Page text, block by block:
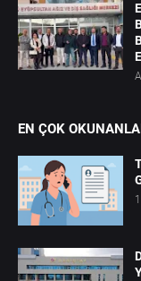
EN ÇOK